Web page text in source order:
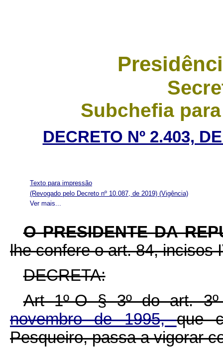
Subchefia
DECRETO Nº 2.403,
Texto para impressão
Ver mais...
(Revogado pelo Decreto nº 10.087, de 2019) (Vigência)
O PRESIDENTE DA
lhe confere o art. 84, incisos
DECRETA:
Art 1º-O § 3º do art.
novembro de 1995,que
Pesqueiro, passa a vigorar